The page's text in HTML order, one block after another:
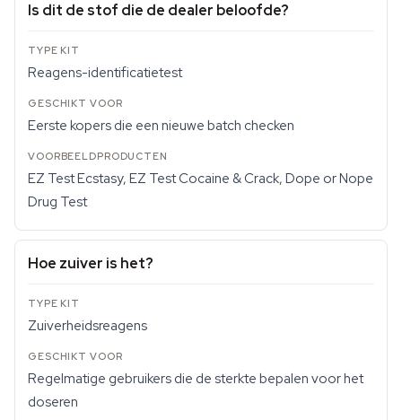
Is dit de stof die de dealer beloofde?
Reagens-identificatietest
Eerste kopers die een nieuwe batch checken
EZ Test Ecstasy, EZ Test Cocaine & Crack, Dope or Nope
Drug Test
Hoe zuiver is het?
Zuiverheidsreagens
Regelmatige gebruikers die de sterkte bepalen voor het
doseren